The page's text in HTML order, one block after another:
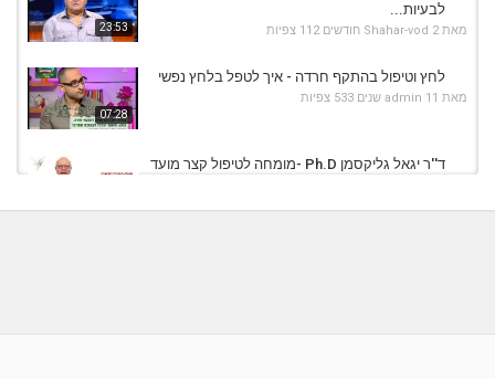
23:53
לבעיות...
מאת Shahar-vod 2 חודשים 112 צפיות
07:28
לחץ וטיפול בהתקף חרדה - איך לטפל בלחץ נפשי
מאת admin 11 שנים 533 צפיות
ד''ר יגאל גליקסמן Ph.D -מומחה לטיפול קצר מועד